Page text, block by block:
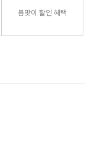
봄맞이 할인 혜택